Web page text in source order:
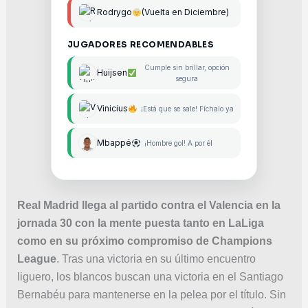
Rodrygo (Vuelta en Diciembre)
JUGADORES RECOMENDABLES
Huijsen
Cumple sin brillar, opción
segura
Vinicius ¡Está que se sale! Fíchalo ya
Mbappé ¡Hombre gol! A por él
Real Madrid llega al partido contra el Valencia en la
jornada 30 con la mente puesta tanto en LaLiga
como en su próximo compromiso de Champions
League. Tras una victoria en su último encuentro
liguero, los blancos buscan una victoria en el Santiago
Bernabéu para mantenerse en la pelea por el título. Sin